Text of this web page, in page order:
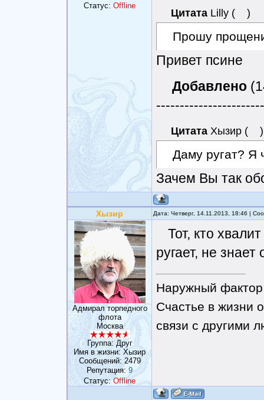
Статус: Offline
Цитата Lilly ( )
Прошу
Привет псине
Добавлено
Цитата Хызир ( )
Даму ругат? Я
Зачем Вы так
Хызир Дата: Четверг, 14.11.2013, 18:46 |
Адмирал торпедного
флота
Москва
Группа: Друг
Имя в жизни: Хызир
Сообщений: 2479
Репутация: 9
Статус:Offline
Тот, кто
ругает, не
Наружный фактор
Счастье в жизни
связи с другими